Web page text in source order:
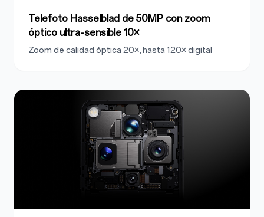
Telefoto Hasselblad de 50MP con zoom
óptico ultra‑sensible 10×
Zoom de calidad óptica 20×, hasta 120× digital